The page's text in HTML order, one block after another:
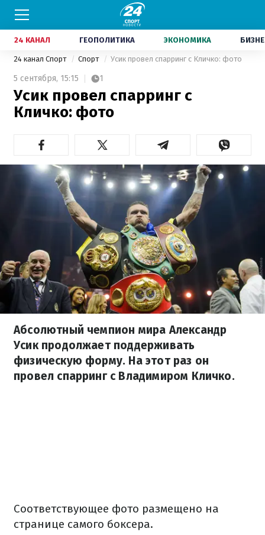
24 КАНАЛ ГЕОПОЛИТИКА ЭКОНОМИКА
24 канал Спорт Спорт Усик провел спарринг с Кличко: фото
5 сентября, 15:15 1
Усик провел спарринг с
Кличко: фото
Абсолютный чемпион мира Александр
Усик продолжает поддерживать
физическую форму. На этот раз он
провел спарринг с Владимиром Кличко.
Соответствующее фото размещено на
странице самого боксера.